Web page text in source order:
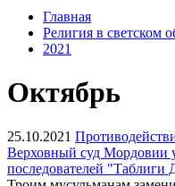
Главная
Религия в светском
2021
Октябрь
25.10.2021
Верховный суд Мордовии
последователей "Таблиги